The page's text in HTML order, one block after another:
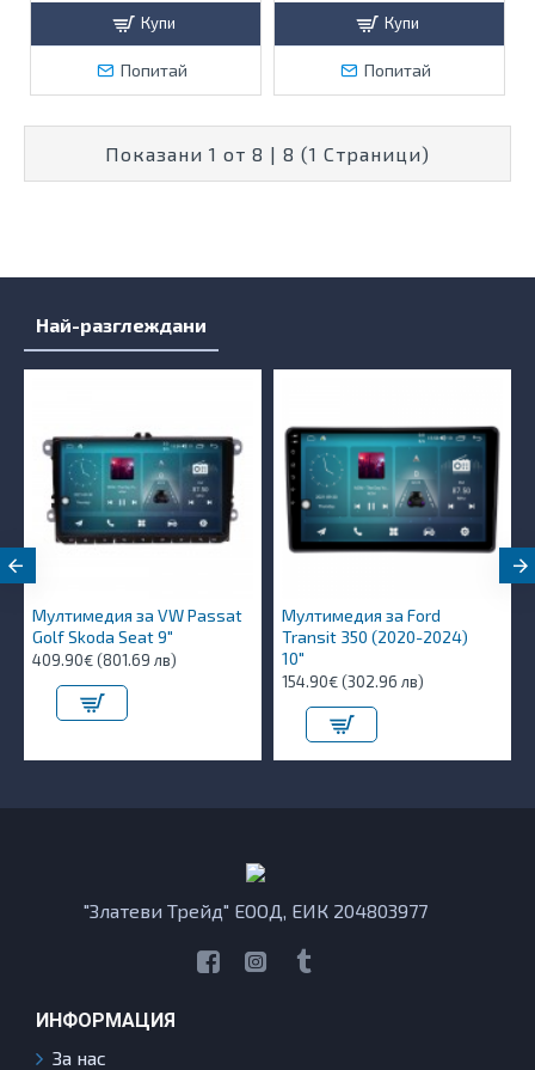
Купи
Попитай
Купи
Попитай
Показани 1 от 8 | 8 (1 Страници)
Най-разглеждани
Мултимедия за VW Passat
Golf Skoda Seat 9"
409.90€ (801.69 лв)
Мултимедия за Ford
Transit 350 (2020-2024)
10″
154.90€ (302.96 лв)
"Златеви Трейд" ЕООД, ЕИК 204803977
ИНФОРМАЦИЯ
За нас